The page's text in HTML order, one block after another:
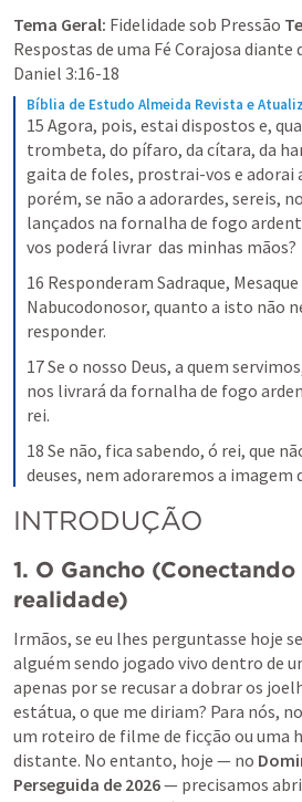
Tema Geral: Fidelidade sob Pressão
Respostas de uma Fé Corajosa diante
Daniel 3:16-18
Bíblia de Estudo Almeida Revista e
15 Agora, pois, estai dispostos e,
trombeta, do pífaro, da cítara, da
gaita de foles, prostrai-vos e adorai
porém, se não a adorardes, sereis,
lançados na fornalha de fogo
vos poderá livrar  das minhas mãos?
16 Responderam Sadraque,
Nabucodonosor, quanto a isto não
responder.
17 Se o nosso Deus, a quem
nos livrará da fornalha de fogo
rei.
18 Se não, fica sabendo, ó rei, que
deuses, nem adoraremos a imagem
INTRODUÇÃO
1. O Gancho (Conectando
realidade)
Irmãos, se eu lhes perguntasse hoje
alguém sendo jogado vivo dentro de
apenas por se recusar a dobrar os
estátua, o que me diriam? Para nós,
um roteiro de filme de ficção ou uma
distante. No entanto, hoje — no
Perseguida de 2026 — precisamos